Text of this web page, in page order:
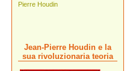
Pierre Houdin
Jean-Pierre Houdin e la
sua rivoluzionaria teoria